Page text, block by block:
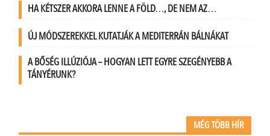
HA KÉTSZER AKKORA LENNE A FÖLD…, DE NEM AZ…
ÚJ MÓDSZEREKKEL KUTATJÁK A MEDITERRÁN BÁLNÁKAT
A BŐSÉG ILLÚZIÓJA – HOGYAN LETT EGYRE SZEGÉNYEBB A
TÁNYÉRUNK?
MÉG TÖBB HÍR